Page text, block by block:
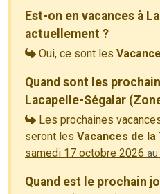
Est-on en vacances à
actuellement ?
Oui, ce sont les
Quand sont les
Lacapelle-Ségalar
Les prochaines
seront les Vacances de la
samedi 17 octobre 2026 au
Quand est le prochain